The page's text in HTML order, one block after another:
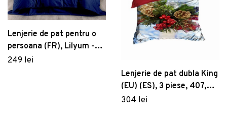
Lenjerie de pat pentru o
persoana (FR), Lilyum -
Dark Blue, Whitney,
249 lei
Lenjerie de pat dubla King
(EU) (ES), 3 piese, 407,
Pearl Home, Poliester
304 lei